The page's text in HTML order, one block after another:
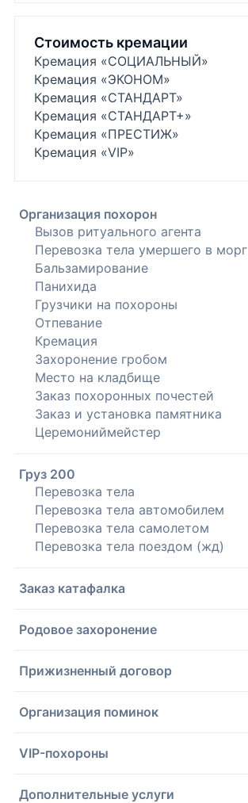
Стоимость кремации
Кремация «СОЦИАЛЬНЫЙ»
Кремация «ЭКОНОМ»
Кремация «СТАНДАРТ»
Кремация «СТАНДАРТ+»
Кремация «ПРЕСТИЖ»
Кремация «VIP»
Организация похорон
Вызов ритуального агента
Перевозка тела умершего в морг
Бальзамирование
Панихида
Грузчики на похороны
Отпевание
Кремация
Захоронение гробом
Место на кладбище
Заказ похоронных почестей
Заказ и установка памятника
Церемониймейстер
Груз 200
Перевозка тела
Перевозка тела автомобилем
Перевозка тела самолетом
Перевозка тела поездом (жд)
Заказ катафалка
Родовое захоронение
Прижизненный договор
Организация поминок
VIP-похороны
Дополнительные услуги